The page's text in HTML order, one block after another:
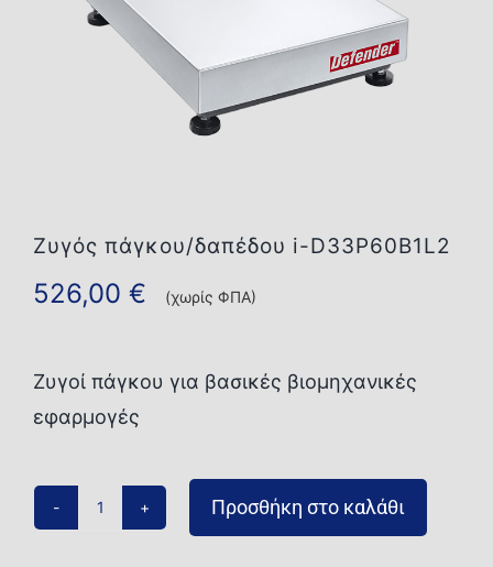
Ζυγός πάγκου/δαπέδου i-D33P60B1L2
526,00 € (χωρίς ΦΠΑ)
Ζυγοί πάγκου για βασικές βιομηχανικές
εφαρμογές
Προσθήκη στο καλάθι